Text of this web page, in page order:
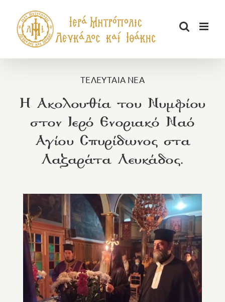
περιεχόμενο
ΤΕΛΕΥΤΑΙΑ ΝΕΑ
Η Ακολουθία του Νυμφίου
στον Ιερό Ενοριακό Ναό
Αγίου Σπυρίδωνος στα
Λαζαράτα Λευκάδος.